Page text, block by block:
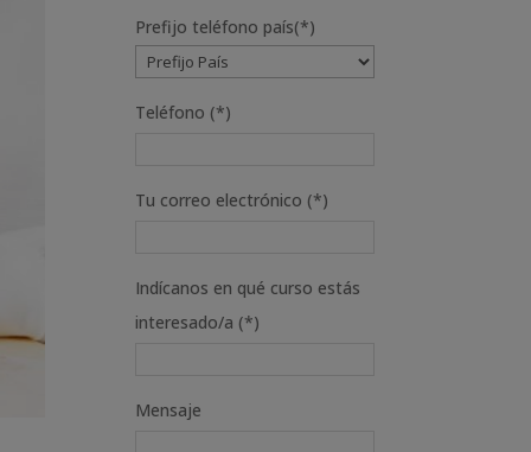
Prefijo teléfono país(*)
Teléfono (*)
Tu correo electrónico (*)
Indícanos en qué curso estás
interesado/a (*)
Mensaje